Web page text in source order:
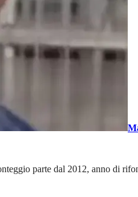
parte dal 2012, anno di